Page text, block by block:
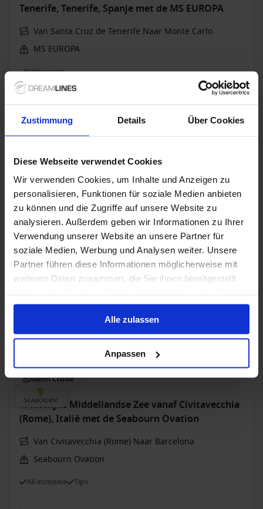
Zustimmung Details Über Cookies
Diese Webseite verwendet Cookies
Wir verwenden Cookies, um Inhalte und Anzeigen zu
personalisieren, Funktionen für soziale Medien anbieten
zu können und die Zugriffe auf unsere Website zu
analysieren. Außerdem geben wir Informationen zu Ihrer
Verwendung unserer Website an unsere Partner für
soziale Medien, Werbung und Analysen weiter. Unsere
Partner führen diese Informationen möglicherweise mit
weiteren Daten zusammen, die Sie ihnen bereitgestellt
gesammelt haben.
Alle zulassen
Anpassen
Tenerife, Tenerife, Spanje met de MS EUROPA
Van Santa Cruz de Tenerife Naar Monte Carlo
MS EUROPA
Volpension
Suitevan
Alleen Cruise
Westelijke Middellandse Zee vanaf Civitavecchia
(Rome), Italië met de Seabourn Ovation
Van Civitavecchia (Rome) Naar Barcelona
Seabourn Ovation
All-inclusive Tips
Alleen Cruise
Westelijke Middellandse Zee vanaf Civitavecchia
(Rome), Italië met de Seabourn Ovation
Van Civitavecchia (Rome) Naar Barcelona
Seabourn Ovation
All-inclusive Tips